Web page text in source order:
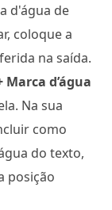
d'água de
coloque a
na saída.
Marca d’água
Na sua
como
do texto,
posição